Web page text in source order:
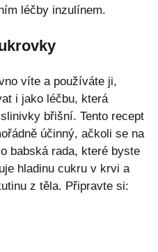
léčby inzulínem.
víte a používáte ji,
i jako léčbu, která
břišní. Tento recept
účinný, ačkoli se na
babská rada, které byste
hladinu cukru v krvi a
z těla. Připravte si: